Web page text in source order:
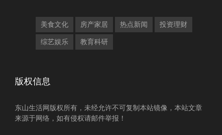
美食文化 房产家居 热点新闻 投资理财
综艺娱乐 教育科研
版权信息
东山生活网版权所有，未经允许不可复制本站镜像，本站文章
来源于网络，如有侵权请邮件举报！